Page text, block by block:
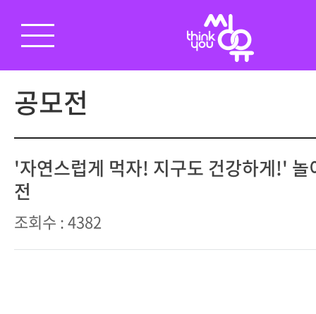
공모전
'자연스럽게 먹자! 지구도 건강하게!' 놀
전
조회수 : 4382